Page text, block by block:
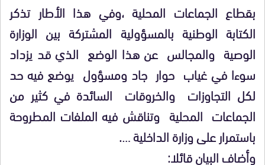
بقطاع الجماعات المحلية ،وفي هذا الأطار تذكر
الكتابة الوطنية بالمسؤولية المشتركة بين الوزارة
الوصية والمجالس عن هذا الوضع الذي قد يزداد
سوءا في غياب حوار جاد ومسؤول يوضع فيه حد
لكل التجاوزات والخروقات السائدة في كثير من
الجماعات المحلية وتناقش فيه الملفات المطروحة
باستمرار على وزارة الداخلية ….
وأضاف البيان قائلا: